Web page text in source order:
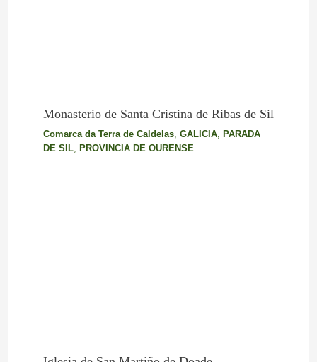
Monasterio de Santa Cristina de Ribas de Sil
Comarca da Terra de Caldelas, GALICIA, PARADA
DE SIL, PROVINCIA DE OURENSE